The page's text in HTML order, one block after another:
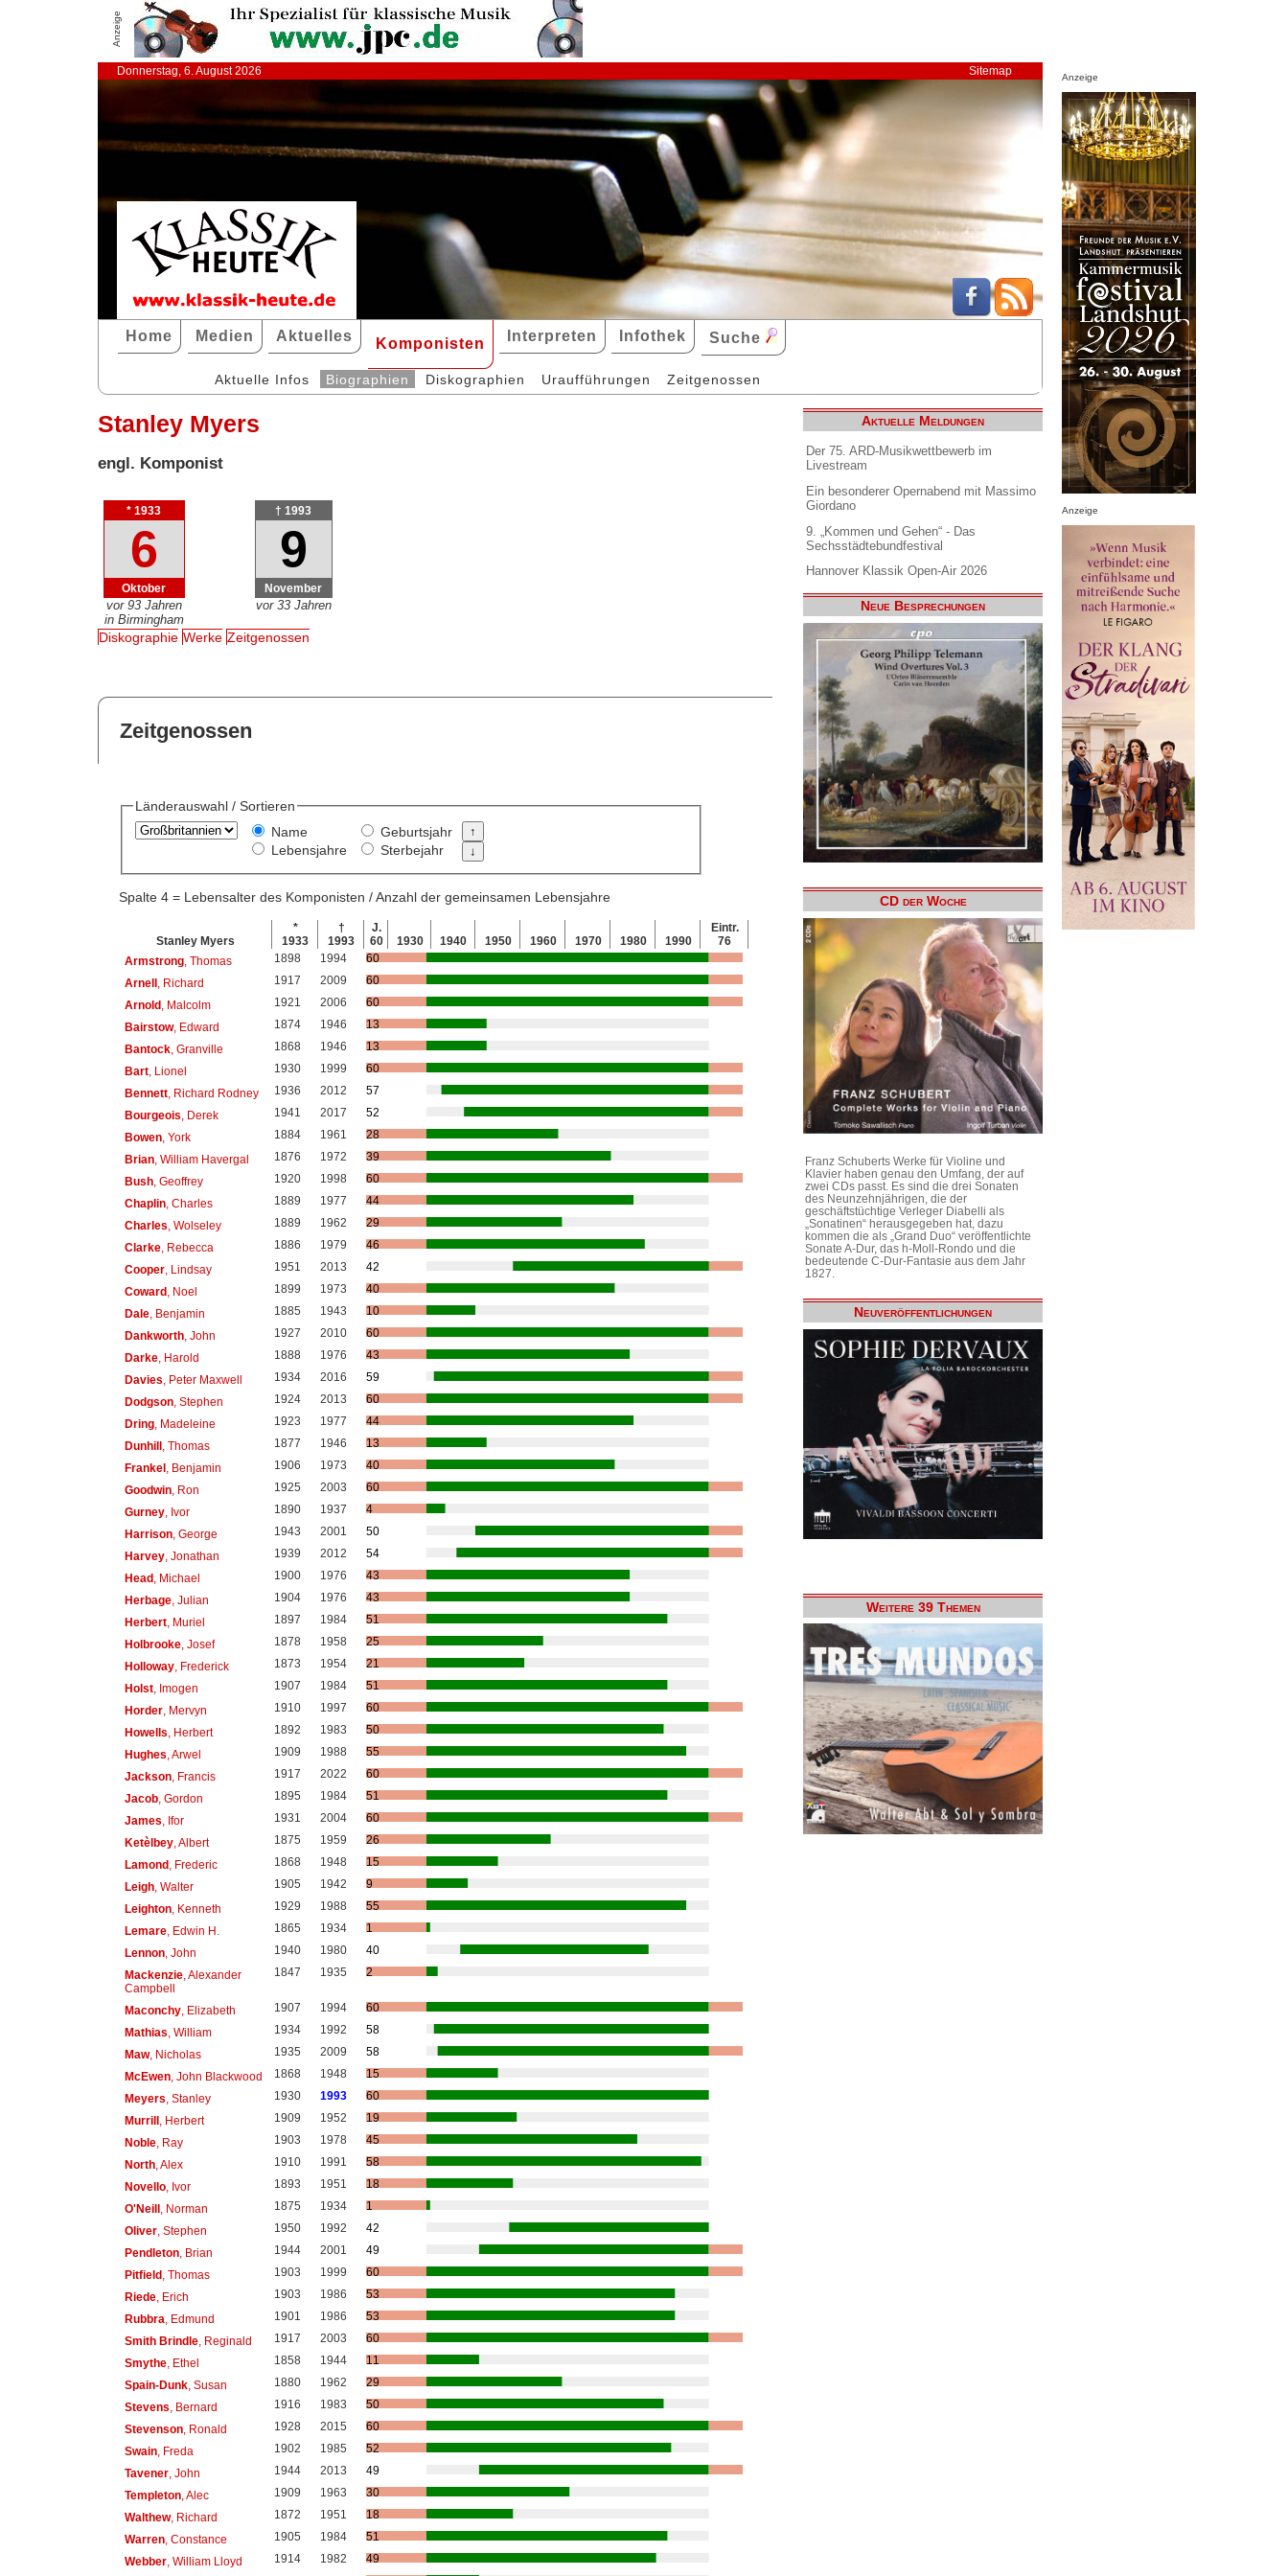
Anzeige
Donnerstag, 6. August 2026 Sitemap
Home Medien Aktuelles Komponisten Interpreten Infothek Suche
Aktuelle Infos Biographien Diskographien Uraufführungen Zeitgenossen
Stanley Myers
engl. Komponist
* 1933
6
Oktober
vor 93 Jahren
in Birmingham
† 1993
9
November
vor 33 Jahren
Diskographie Werke Zeitgenossen
Zeitgenossen
Länderauswahl / Sortieren
Name
Lebensjahre
Geburtsjahr
Sterbejahr
Spalte 4 = Lebensalter des Komponisten / Anzahl der gemeinsamen Lebensjahre
Stanley Myers
*
1933
†
1993
J.
60
1930 1940 1950 1960 1970 1980 1990
Eintr.
76
Armstrong, Thomas 1898 1994
60
Arnell, Richard 1917 2009
60
Arnold, Malcolm 1921 2006
60
Bairstow, Edward 1874 1946
13
Bantock, Granville 1868 1946
13
Bart, Lionel 1930 1999
60
Bennett, Richard Rodney 1936 2012
57
Bourgeois , Derek 1941 2017
52
Bowen, York 1884 1961
28
Brian, William Havergal 1876 1972
39
Bush, Geoffrey 1920 1998
60
Chaplin, Charles 1889 1977
44
Charles , Wolseley 1889 1962
29
Clarke, Rebecca 1886 1979
46
Cooper, Lindsay 1951 2013
42
Coward, Noel 1899 1973
40
Dale, Benjamin 1885 1943
10
Dankworth, John 1927 2010
60
Darke, Harold 1888 1976
43
Davies , Peter Maxwell 1934 2016
59
Dodgson, Stephen 1924 2013
60
Dring, Madeleine 1923 1977
44
Dunhill, Thomas 1877 1946
13
Frankel, Benjamin 1906 1973
40
Goodwin, Ron 1925 2003
60
Gurney, Ivor 1890 1937
4
Harrison, George 1943 2001
50
Harvey, Jonathan 1939 2012
54
Head, Michael 1900 1976
43
Herbage, Julian 1904 1976
43
Herbert, Muriel 1897 1984
51
Holbrooke, Josef 1878 1958
25
Holloway, Frederick 1873 1954
21
Holst, Imogen 1907 1984
51
Horder, Mervyn 1910 1997
60
Howells , Herbert 1892 1983
50
Hughes , Arwel 1909 1988
55
Jackson, Francis 1917 2022
60
Jacob, Gordon 1895 1984
51
James , Ifor 1931 2004
60
Ketèlbey, Albert 1875 1959
26
Lamond, Frederic 1868 1948
15
Leigh, Walter 1905 1942
9
Leighton, Kenneth 1929 1988
55
Lemare, Edwin H. 1865 1934
1
Lennon, John 1940 1980
40
Mackenzie, Alexander
Campbell
1847 1935 2
Maconchy, Elizabeth 1907 1994
60
Mathias , William 1934 1992
58
Maw, Nicholas 1935 2009
58
McEwen, John Blackwood 1868 1948
15
Meyers , Stanley 1930 1993
60
Murrill, Herbert 1909 1952
19
Noble, Ray 1903 1978
45
North, Alex 1910 1991
58
Novello, Ivor 1893 1951
18
O'Neill, Norman 1875 1934
1
Oliver, Stephen 1950 1992
42
Pendleton, Brian 1944 2001
49
Pitfield, Thomas 1903 1999
60
Riede, Erich 1903 1986
53
Rubbra , Edmund 1901 1986
53
Smith Brindle, Reginald 1917 2003
60
Smythe, Ethel 1858 1944
11
Spain-Dunk, Susan 1880 1962
29
Stevens , Bernard 1916 1983
50
Stevenson, Ronald 1928 2015
60
Swain, Freda 1902 1985
52
Tavener, John 1944 2013
49
Templeton, Alec 1909 1963
30
Walthew, Richard 1872 1951
18
Warren, Constance 1905 1984
51
Webber, William Lloyd 1914 1982
49
Aktuelle Meldungen
Der 75. ARD-Musikwettbewerb im
Livestream
Ein besonderer Opernabend mit Massimo
Giordano
9. „Kommen und Gehen“ - Das
Sechsstädtebundfestival
Hannover Klassik Open-Air 2026
Neue Besprechungen
CD der Woche
Franz Schuberts Werke für Violine und
Klavier haben genau den Umfang, der auf
zwei CDs passt. Es sind die drei Sonaten
des Neunzehnjährigen, die der
geschäftstüchtige Verleger Diabelli als
„Sonatinen“ herausgegeben hat, dazu
kommen die als „Grand Duo“ veröffentlichte
Sonate A-Dur, das h-Moll-Rondo und die
bedeutende C-Dur-Fantasie aus dem Jahr
1827.
Neuveröffentlichungen
Weitere 39 Themen
Anzeige
Anzeige